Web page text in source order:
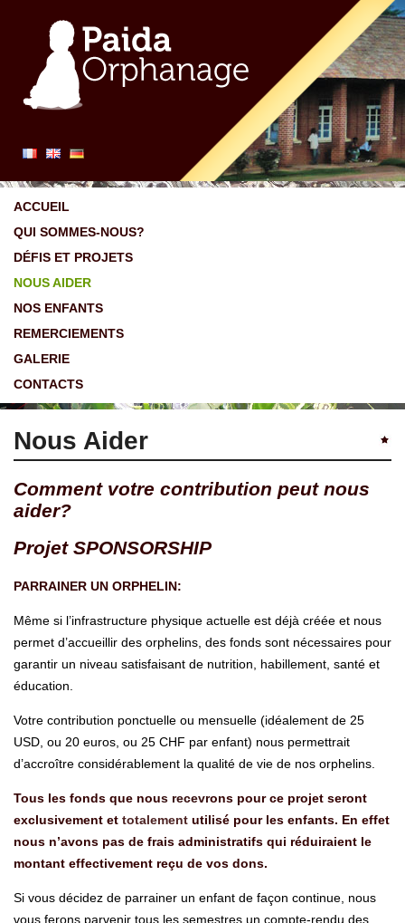
ACCUEIL
QUI SOMMES-NOUS?
DÉFIS ET PROJETS
NOUS AIDER
NOS ENFANTS
REMERCIEMENTS
GALERIE
CONTACTS
Nous Aider
Comment votre contribution peut nous
aider?
Projet SPONSORSHIP
PARRAINER UN ORPHELIN:
Même si l’infrastructure physique actuelle est déjà créée et nous
permet d’accueillir des orphelins, des fonds sont nécessaires pour
garantir un niveau satisfaisant de nutrition, habillement, santé et
éducation.
Votre contribution ponctuelle ou mensuelle (idéalement de 25
USD, ou 20 euros, ou 25 CHF par enfant) nous permettrait
d’accroître considérablement la qualité de vie de nos orphelins.
Tous les fonds que nous recevrons pour ce projet seront
exclusivement et totalement utilisé pour les enfants. En effet
nous n’avons pas de frais administratifs qui réduiraient le
montant effectivement reçu de vos dons.
Si vous décidez de parrainer un enfant de façon continue, nous
vous ferons parvenir tous les semestres un compte-rendu des